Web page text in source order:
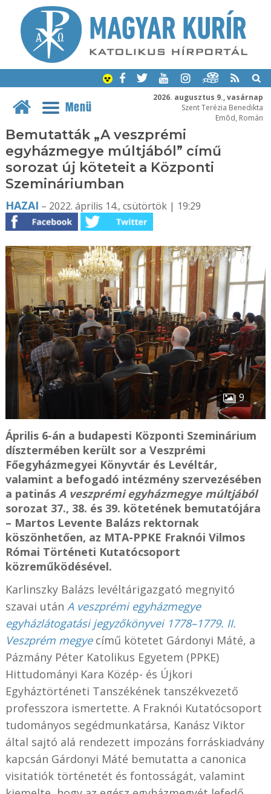
2026. augusztus 9., vasárnap
Szent Terézia Benedikta
Emõd, Román
Menü
Bemutatták „A veszprémi
egyházmegye múltjából” című
sorozat új köteteit a Központi
Szemináriumban
HAZAI – 2022. április 14., csütörtök | 19:29
9
Április 6-án a budapesti Központi Szeminárium
dísztermében került sor a Veszprémi
Főegyházmegyei Könyvtár és Levéltár,
valamint a befogadó intézmény szervezésében
a patinás A veszprémi egyházmegye múltjából
sorozat 37., 38. és 39. kötetének bemutatójára
– Martos Levente Balázs rektornak
köszönhetően, az MTA-PPKE Fraknói Vilmos
Római Történeti Kutatócsoport
közreműködésével.
Karlinszky Balázs levéltárigazgató megnyitó
szavai után A veszprémi egyházmegye
egyházlátogatási jegyzőkönyvei 1778–1779. II.
Veszprém megye című kötetet Gárdonyi Máté, a
Pázmány Péter Katolikus Egyetem (PPKE)
Hittudományi Kara Közép- és Újkori
Egyháztörténeti Tanszékének tanszékvezető
professzora ismertette. A Fraknói Kutatócsoport
tudományos segédmunkatársa, Kanász Viktor
által sajtó alá rendezett impozáns forráskiadvány
kapcsán Gárdonyi Máté bemutatta a canonica
visitatiók történetét és fontosságát, valamint